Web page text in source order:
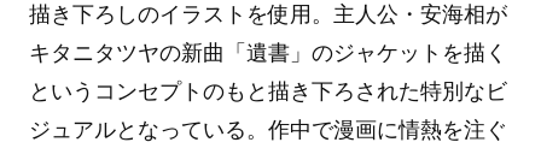
描き下ろしのイラストを使用。主人公・安海相が
キタニタツヤの新曲「遺書」のジャケットを描く
というコンセプトのもと描き下ろされた特別なビ
ジュアルとなっている。作中で漫画に情熱を注ぐ